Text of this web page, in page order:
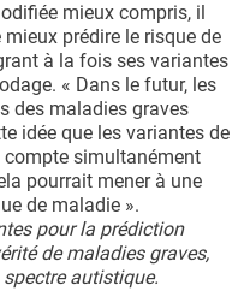
mieux compris, il
mieux prédire le risque de
à la fois ses variantes
« Dans le futur, les
des maladies graves
idée que les variantes de
compte simultanément
pourrait mener à une
de maladie ».
pour la prédiction
de maladies graves,
autistique.